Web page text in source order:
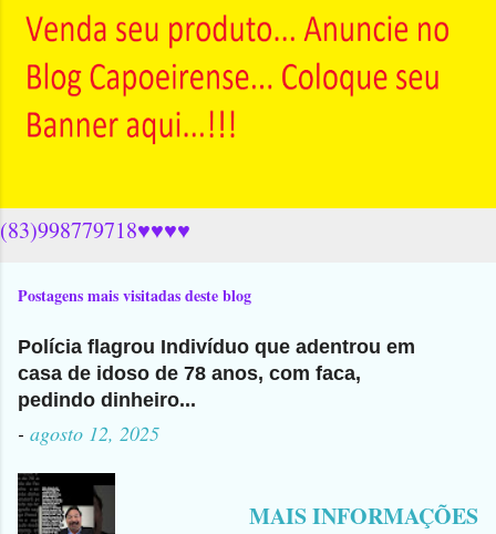
(83)998779718♥♥♥♥
Postagens mais visitadas deste blog
Polícia flagrou Indivíduo que adentrou em
casa de idoso de 78 anos, com faca,
pedindo dinheiro...
- agosto 12, 2025
MAIS INFORMAÇÕES